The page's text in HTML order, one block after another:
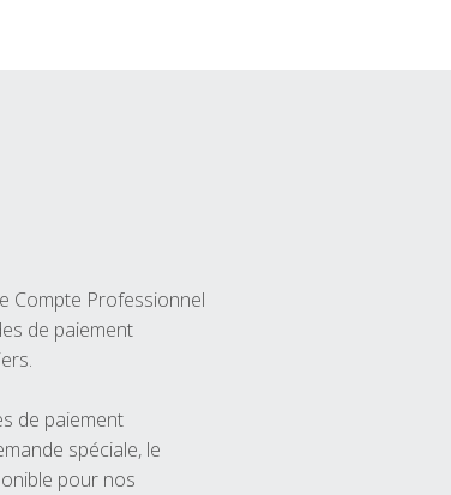
Compte Professionnel
de paiement
de paiement
spéciale, le
pour nos